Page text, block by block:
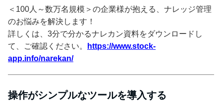
＜100人～数万名規模＞の企業様が抱える、ナレッジ管理
のお悩みを解決します！
詳しくは、3分で分かるナレカン資料をダウンロードし
て、ご確認ください。
https://www.stock-
app.info/narekan/
操作がシンプルなツールを導入する